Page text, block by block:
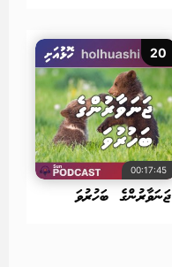
20
00:17:45
ޖަނަވާރުންގެ ބަހުރުވަ